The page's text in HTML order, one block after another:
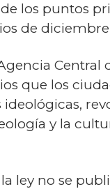
los puntos
de diciembre
Central
que los
y la
ley no se